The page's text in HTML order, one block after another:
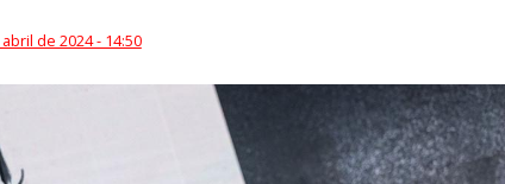
de 2024 - 14:50